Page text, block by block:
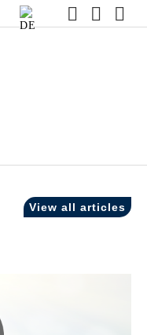
View all articles